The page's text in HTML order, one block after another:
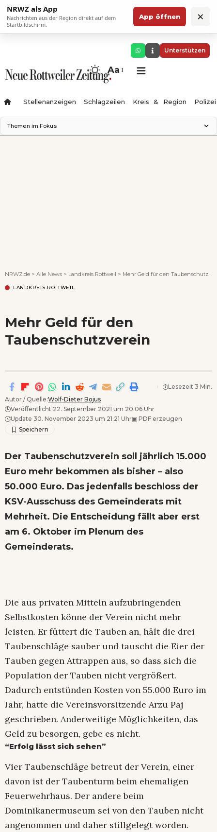
NRWZ als App
Nachrichten aus der Region direkt auf dem
Startbildschirm.
App öffnen ×
Unterstützen
Aa
Stellenanzeigen Schlagzeilen Kreis & Region Polizei
Themen im Fokus
NRWZ.de > Alle News > Landkreis Rottweil > Mehr Geld für den Taubenschutzverein
LANDKREIS ROTTWEIL
Mehr Geld für den
Taubenschutzverein
Autor / Quelle:Wolf-Dieter Bojus
Veröffentlicht 22. September 2021 um 20.06 Uhr
Update 30. November 2023 um 21.21 Uhr▣ PDF erzeugen
Lesezeit 3 Min.
Der Taubenschutzverein soll jährlich 15.000
Euro mehr bekommen als bisher – also
50.000 Euro. Das jedenfalls beschloss der
KSV-Ausschuss des Gemeinderats mit
Mehrheit. Die Entscheidung fällt aber erst
am 6. Oktober im Plenum des
Gemeinderats.
Die aus privaten Mitteln aufzubringenden
Selbstkosten könne der Verein nicht mehr
leisten. Er füttert die Tauben an, hält die drei
Taubenschläge sauber und tauscht die Eier der
Tauben gegen Attrappen aus, so dass sich die
Population der Tauben nicht vergrößert.
Dadurch entstünden Kosten von 55.000 Euro im
Jahr, hatte die Vereinsvorsitzende Arzu Paj
geschrieben. Anderweitige Möglichkeiten, das
Geld zu besorgen, gebe es nicht.
“Erfolg lässt sich sehen”
Vier Taubenschläge betreut der Verein, einer
davon ist der Taubenturm beim ehemaligen
Feuerwehrhaus. Der andere beim
Dominikanermuseum sei von den Tauben nicht
angenommen und daher stillgelegt worden.